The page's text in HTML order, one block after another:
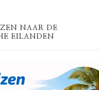
NAAR DE
EILANDEN